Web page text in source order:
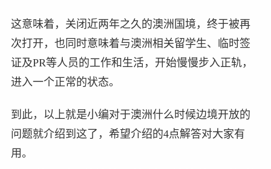
这意味着，关闭近两年之久的澳洲国境，终于被再
次打开，也同时意味着与澳洲相关留学生、临时签
证及PR等人员的工作和生活，开始慢慢步入正轨，
进入一个正常的状态。
到此，以上就是小编对于澳洲什么时候边境开放的
问题就介绍到这了，希望介绍的4点解答对大家有
用。